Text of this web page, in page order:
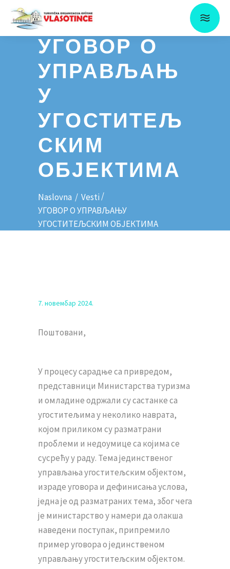
УГОВОР О
УПРАВЉАЊ
У
УГОСТИТЕЉ
СКИМ
ОБЈЕКТИМА
Naslovna / Vesti /
УГОВОР О УПРАВЉАЊУ
УГОСТИТЕЉСКИМ ОБЈЕКТИМА
7. новембар 2024.
Поштовани,
У процесу сарадње са привредом,
представници Министарства туризма
и омладине одржали су састанке са
угоститељима у неколико наврата,
којом приликом су разматрани
проблеми и недоумице са којима се
сусрећу у раду. Тема јединственог
управљања угоститељским објектом,
израде уговора и дефинисања услова,
једна је од разматраних тема, због чега
је министарство у намери да олакша
наведени поступак, припремило
пример уговора о јединственом
управљању угоститељским објектом.